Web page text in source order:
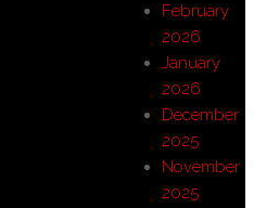
February
2026
January
2026
December
2025
November
2025